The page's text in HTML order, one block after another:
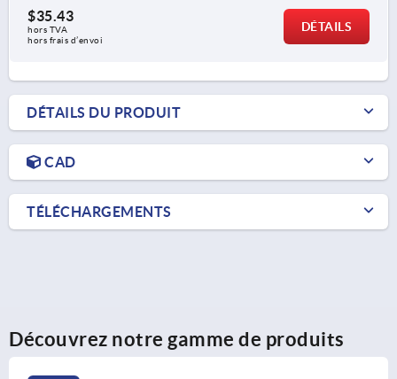
$35.43
hors TVA
hors frais d’envoi
DÉTAILS
DÉTAILS DU PRODUIT
CAD
TÉLÉCHARGEMENTS
Découvrez notre gamme de produits